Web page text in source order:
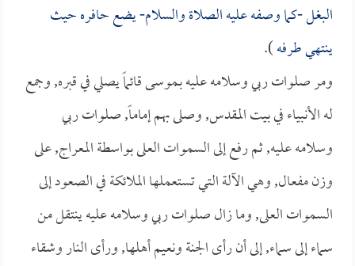
البغل -كما وصفه عليه الصلاة والسلام- يضع حافره حيث
ينتهي طرفه).
ومر صلوات ربي وسلامه عليه بـموسى قائماً يصلي في قبره, وجمع
له الأنبياء في بيت المقدس, وصلى بهم إماماً, صلوات ربي
وسلامه عليه, ثم رفع إلى السموات العلى بواسطة المعراج, على
وزن مفعال, وهي الآلة التي تستعملها الملائكة في الصعود إلى
السموات العلى, وما زال صلوات ربي وسلامه عليه ينتقل من
سماء إلى سماء, إلى أن رأى الجنة ونعيم أهلها, ورأى النار وشقاء